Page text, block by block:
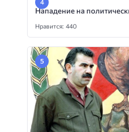
Нападение на
Нравится: 440